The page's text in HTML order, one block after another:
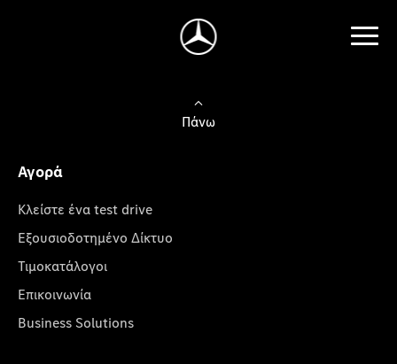
Πάνω
Αγορά
Κλείστε ένα test drive
Εξουσιοδοτημένο Δίκτυο
Τιμοκατάλογοι
Επικοινωνία
Business Solutions